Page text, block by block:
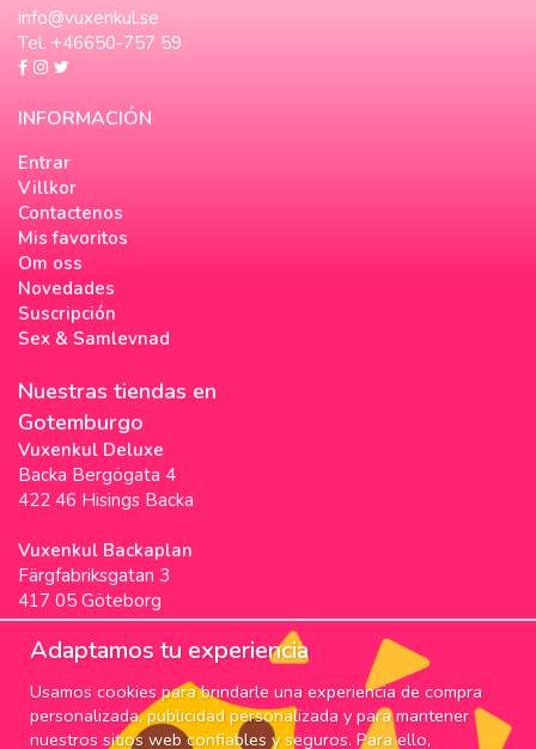
info@vuxenkul.se
Tel. +46650-757 59
INFORMACIÓN
Entrar
Villkor
Contactenos
Mis favoritos
Om oss
Novedades
Suscripción
Sex & Samlevnad
Nuestras tiendas en
Gotemburgo
Vuxenkul Deluxe
Backa Bergögata 4
422 46 Hisings Backa
Vuxenkul Backaplan
Färgfabriksgatan 3
417 05 Göteborg
Vuxenkul Stigscenter
Backa Bergögata 2
422 46 Hisings Backa
Horarios & Info
Adaptamos tu experiencia
Usamos cookies para brindarle una experiencia de compra
personalizada, publicidad personalizada y para mantener
nuestros sitios web confiables y seguros. Para ello,